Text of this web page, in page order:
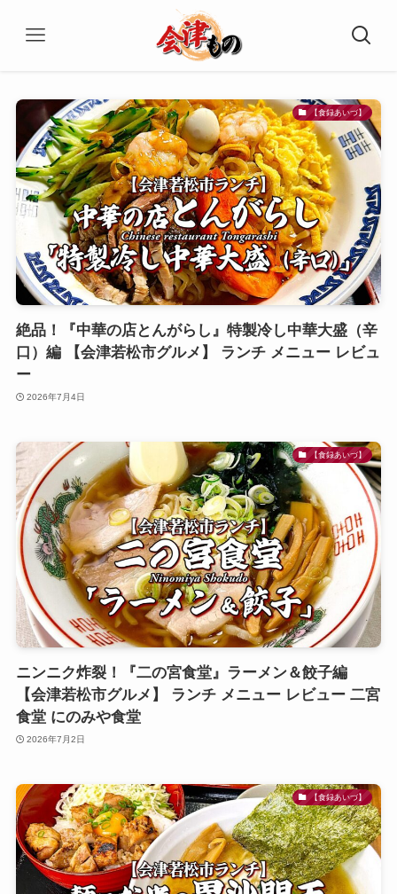
【食録あいづ】
絶品！『中華の店とんがらし』特製冷し中華大盛（辛
口）編 【会津若松市グルメ】 ランチ メニュー レビュ
ー
2026年7月4日
【食録あいづ】
ニンニク炸裂！『二の宮食堂』ラーメン＆餃子編
【会津若松市グルメ】 ランチ メニュー レビュー 二宮
食堂 にのみや食堂
2026年7月2日
【食録あいづ】